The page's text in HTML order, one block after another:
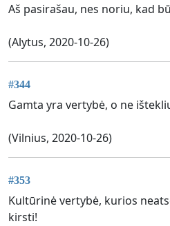
Aš pasirašau, nes noriu, kad
(Alytus, 2020-10-26)
#344
Gamta yra vertybė, o ne
(Vilnius, 2020-10-26)
#353
Kultūrinė vertybė, kurios
kirsti!